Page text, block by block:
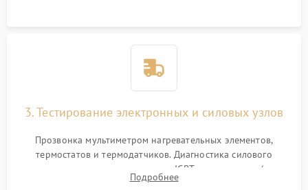
3. Тестирование электронных и силовых узлов
Прозвонка мультиметром нагревательных элементов,
термостатов и термодатчиков. Диагностика силового
модуля, реле, диодных мостов и IGBT-транзисторов (для
индукции). Проверка кранов и газ-контроля (для газовых
Подробнее